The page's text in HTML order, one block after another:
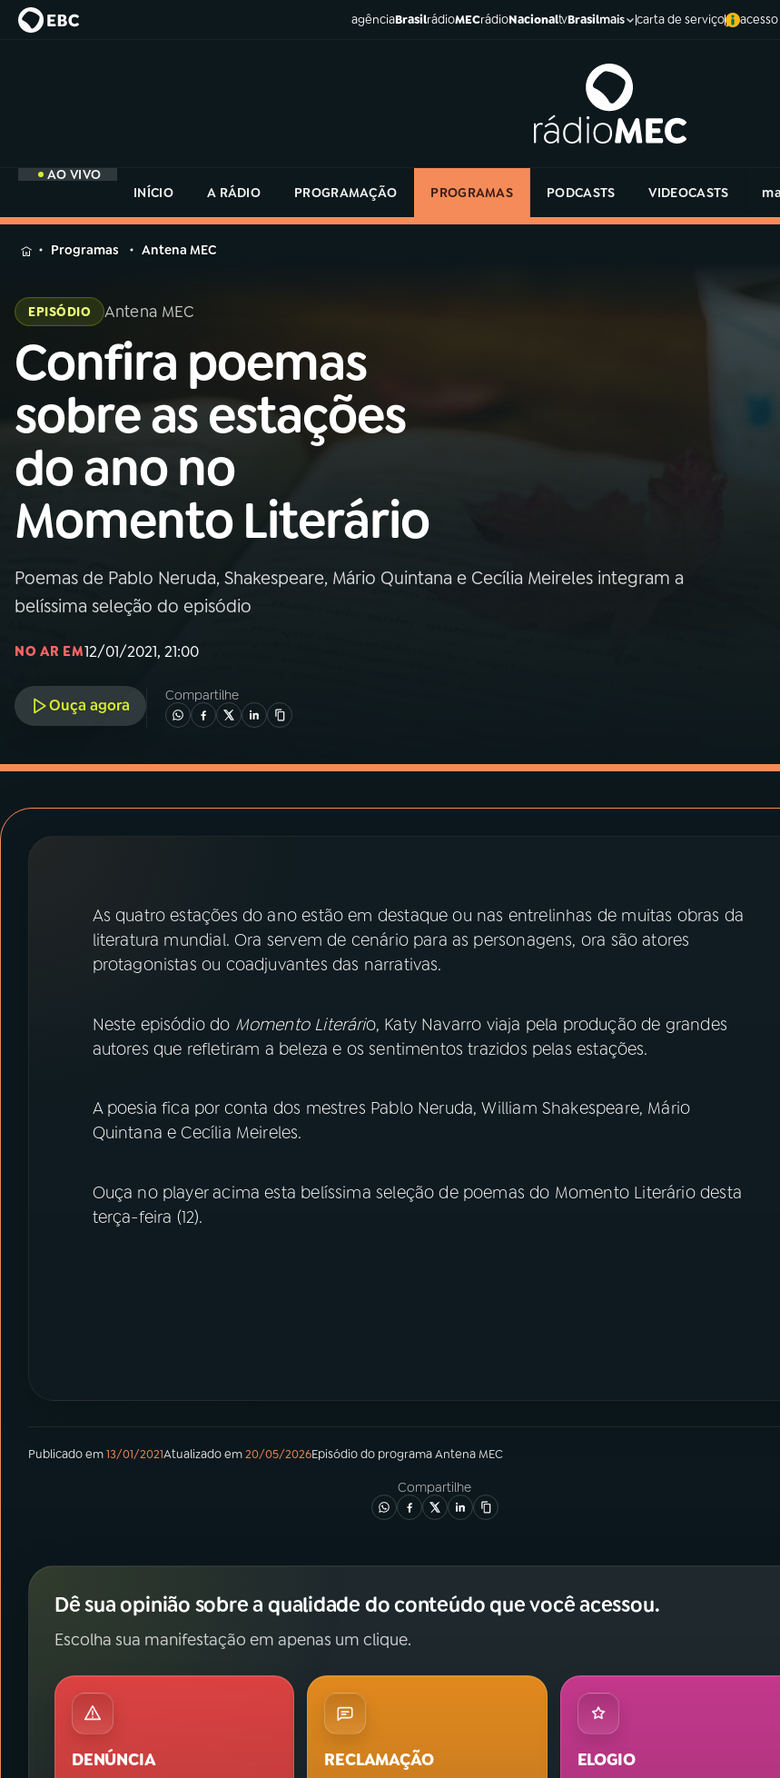
agênciaBrasilrádioMECrádioNacionaltvBrasilmais carta de serviço
AO VIVO
INÍCIO
A RÁDIO PROGRAMAÇÃO PROGRAMAS PODCASTS VIDEOCASTS
MENU
Buscar
na
Rádio
MEC
AO VIVO
01INÍCIO
02A RÁDIO
03PROGRAMAÇÃO
05 PODCASTS
ACOMPANHE A RÁDIO MEC
Instagram X
na
Rádio
Programas Antena MEC
EPISÓDIO Antena MEC
Confira poemas
sobre as estações
do ano no
Momento Literário
Poemas de Pablo Neruda, Shakespeare, Mário Quintana e Cecília Meireles integram a
belíssima seleção do episódio
NO AR EM12/01/2021, 21:00
Ouça agora
Compartilhe
As quatro estações do ano estão em destaque ou nas entrelinhas de muitas obras da
literatura mundial. Ora servem de cenário para as personagens, ora são atores
protagonistas ou coadjuvantes das narrativas.
Neste episódio do Momento Literário, Katy Navarro viaja pela produção de grandes
autores que refletiram a beleza e os sentimentos trazidos pelas estações.
A poesia fica por conta dos mestres Pablo Neruda, William Shakespeare, Mário
Quintana e Cecília Meireles.
Ouça no player acima esta belíssima seleção de poemas do Momento Literário desta
terça-feira (12).
Publicado em13/01/2021Atualizado em20/05/2026Episódiodo programaAntena MEC
Compartilhe
Dê sua opinião sobre a qualidade do conteúdo que você acessou.
Escolha sua manifestação em apenas um clique.
DENÚNCIA RECLAMAÇÃO ELOGIO